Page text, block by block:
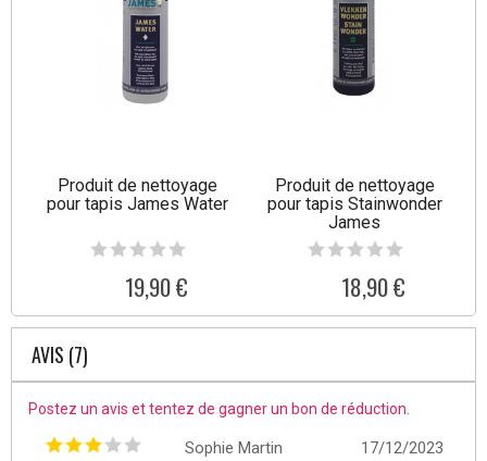
Produit de nettoyage
pour tapis James Water
19,90 €
Produit de nettoyage
pour tapis Stainwonder
James
18,90 €
AVIS (7)
Postez un avis et tentez de gagner un bon de réduction.
17/12/2023
Sophie Martin